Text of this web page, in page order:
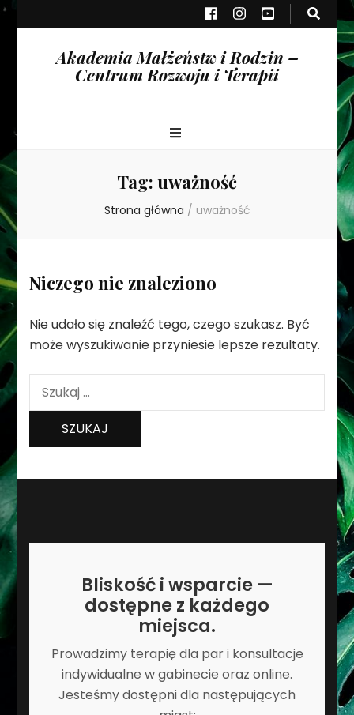
Akademia Małżeństw i Rodzin –
Centrum Rozwoju i Terapii
Tag: uważność
Strona główna / uważność
Niczego nie znaleziono
Nie udało się znaleźć tego, czego szukasz. Być
może wyszukiwanie przyniesie lepsze rezultaty.
Szukaj:
Bliskość i wsparcie —
dostępne z każdego
miejsca.
Prowadzimy terapię dla par i konsultacje
indywidualne w gabinecie oraz online.
Jesteśmy dostępni dla następujących